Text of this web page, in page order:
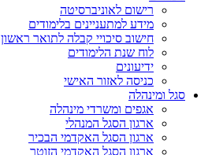
רישום לאוניברסיטה
מידע למתעניינים בלימודים
חישוב סיכויי קבלה לתואר ראשון
לוח שנת הלימודים
ידיעונים
כניסה לאזור האישי
סגל ומינהלה
אגפים ומשרדי מינהלה
ארגון הסגל המנהלי
ארגון הסגל האקדמי הבכיר
ארגון הסגל האקדמי הזוטר